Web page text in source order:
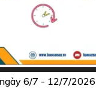
6/7 - 12/7/2026